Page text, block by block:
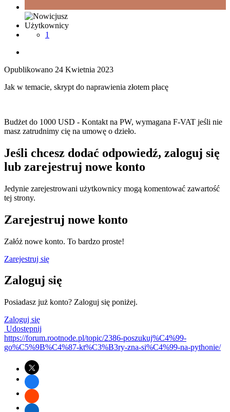
Użytkownicy
1
Opublikowano 24 Kwietnia 2023
Jak w temacie, skrypt do naprawienia złotem płacę
Budżet do 1000 USD - Kontakt na PW, wymagana F-VAT jeśli nie
masz zatrudnimy cię na umowę o dzieło.
Jeśli chcesz dodać odpowiedź, zaloguj się
lub zarejestruj nowe konto
Jedynie zarejestrowani użytkownicy mogą komentować zawartość
tej strony.
Zarejestruj nowe konto
Załóż nowe konto. To bardzo proste!
Zarejestruj się
Zaloguj się
Posiadasz już konto? Zaloguj się poniżej.
Zaloguj się
Udostępnij
https://forum.rootnode.pl/topic/2386-poszukuj%C4%99-
go%C5%9B%C4%87-kt%C3%B3ry-zna-si%C4%99-na-pythonie/